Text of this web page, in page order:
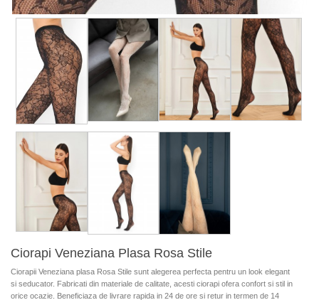
Ciorapi Veneziana Plasa Rosa Stile
Ciorapii Veneziana plasa Rosa Stile sunt alegerea perfecta pentru un look elegant
si seducator. Fabricati din materiale de calitate, acesti ciorapi ofera confort si stil in
orice ocazie. Beneficiaza de livrare rapida in 24 de ore si retur in termen de 14